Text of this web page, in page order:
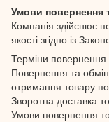
Умови повернення
Компанія здійснює
якості згідно із
Терміни повернення
Повернення та
отримання товару
Зворотна доставка
Умови повернення